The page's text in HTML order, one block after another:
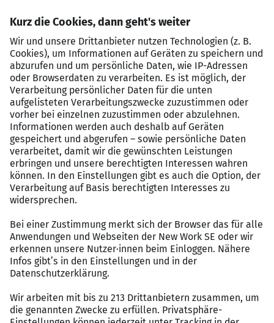
ausgeprägte Kommunikationsfähigkeit und hohe
Beratungskompetenz
analytisches, lösungsorientiertes Vorgehen sowie
konstruktive Zusammenarbeit im Team
Arbeiten bei Brillux – unsere
Standards
Sicherheit : unbefristete Festanstellung in einem
werteorientierten Familienunternehmen
Verantwortung:hohe Eigenverantwortung und
Gestaltungsfreiheit im Arbeitsalltag
Mobilität:Jobrad und Jobticket
Starke Partner:unternehmenseigene Kita B-Kids,
Unterstützung in den Bereichen Eldercare,
Kooperation mit famPlus